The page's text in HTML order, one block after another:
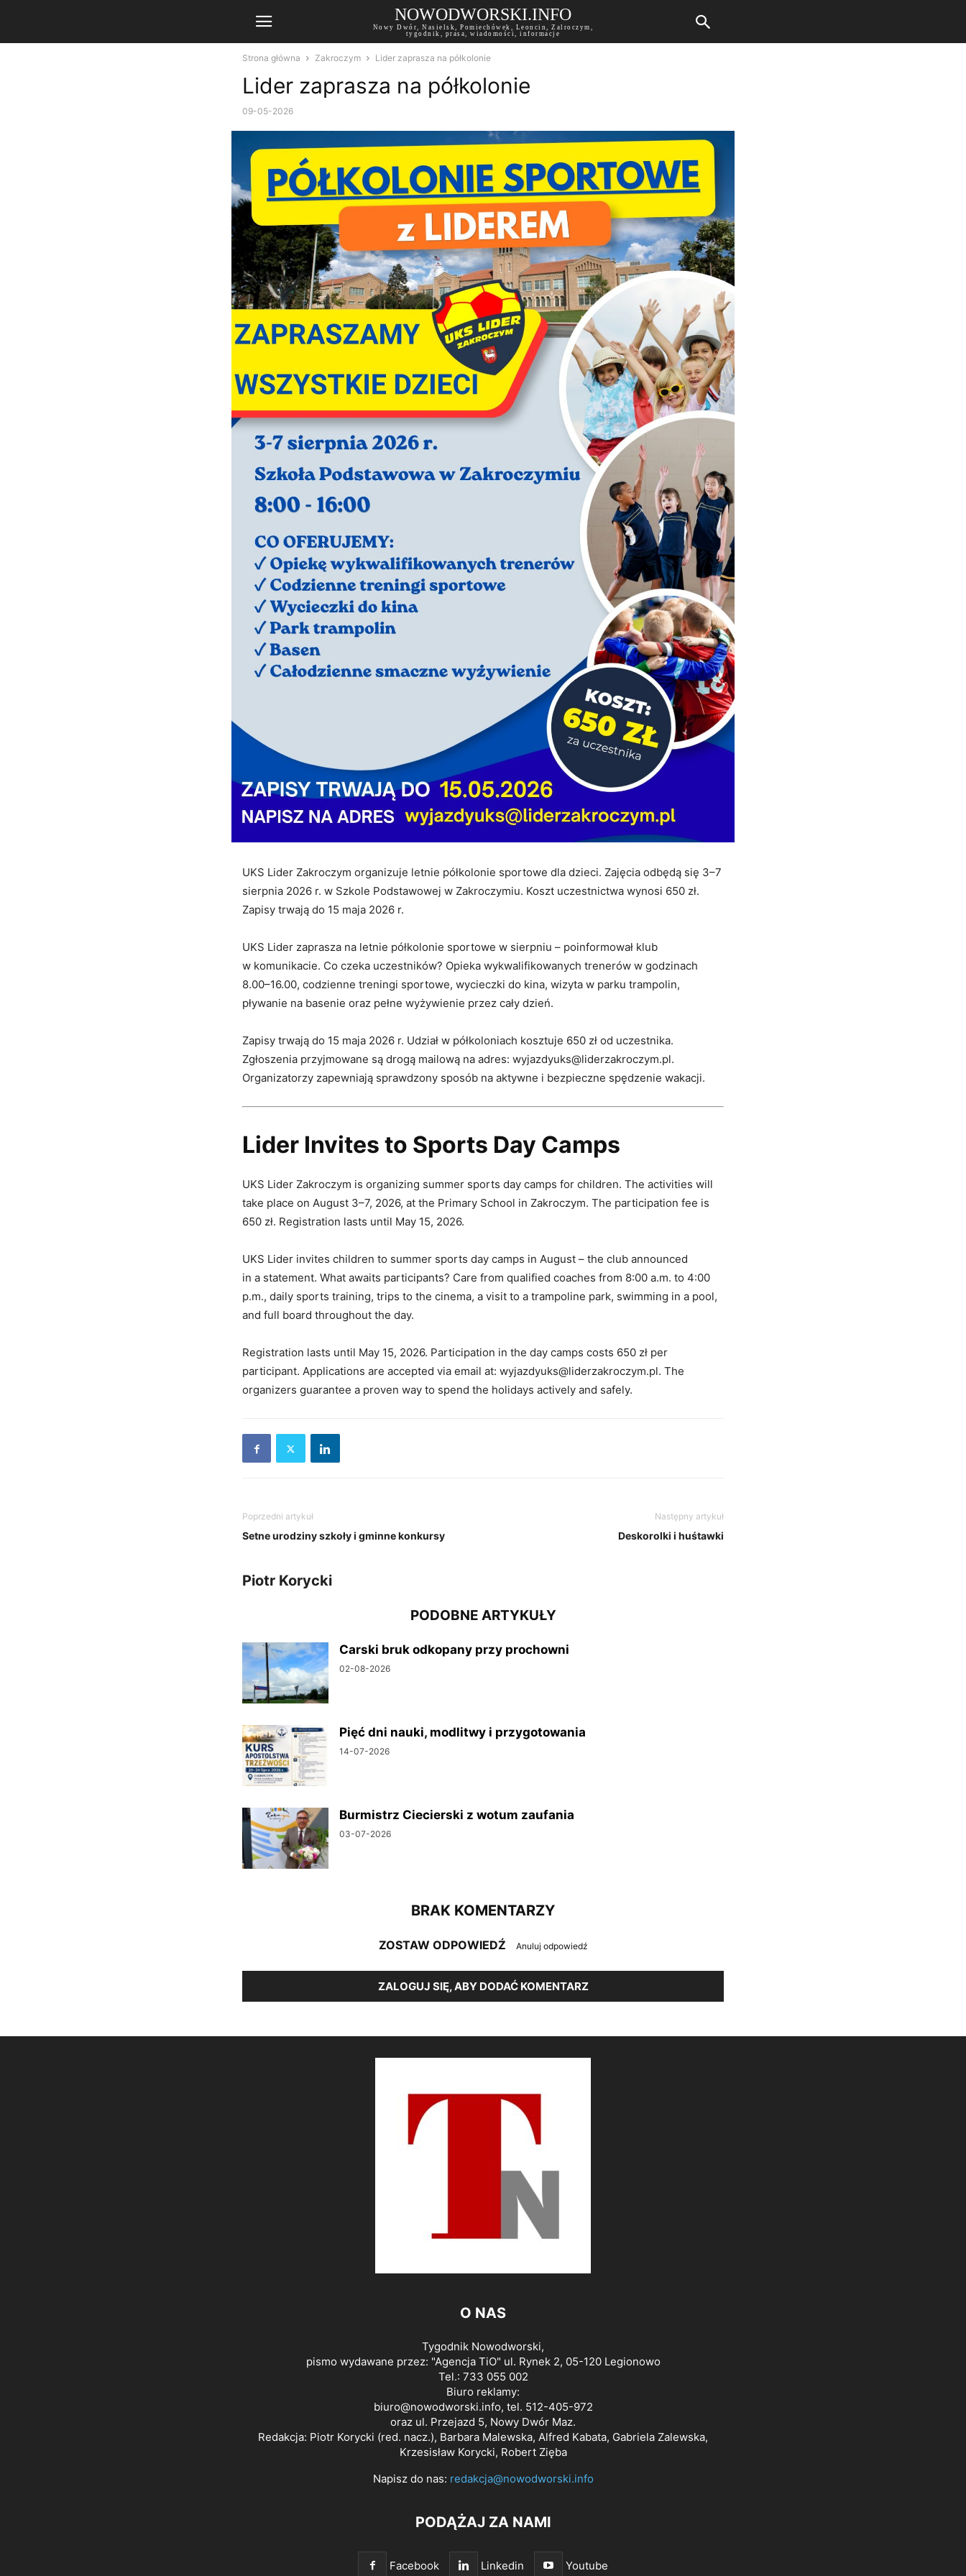
NOWODWORSKI.INFO
Nowy Dwór, Nasielsk, Pomiechówek, Leoncin, Zalroczym,
tygodnik, prasa, wiadomości, informacje
Strona główna Zakroczym Lider zaprasza na półkolonie
Lider zaprasza na półkolonie
09-05-2026
UKS Lider Zakroczym organizuje letnie półkolonie sportowe dla dzieci. Zajęcia odbędą się 3–7
sierpnia 2026 r. w Szkole Podstawowej w Zakroczymiu. Koszt uczestnictwa wynosi 650 zł.
Zapisy trwają do 15 maja 2026 r.
UKS Lider zaprasza na letnie półkolonie sportowe w sierpniu – poinformował klub
w komunikacie. Co czeka uczestników? Opieka wykwalifikowanych trenerów w godzinach
8.00–16.00, codzienne treningi sportowe, wycieczki do kina, wizyta w parku trampolin,
pływanie na basenie oraz pełne wyżywienie przez cały dzień.
Zapisy trwają do 15 maja 2026 r. Udział w półkoloniach kosztuje 650 zł od uczestnika.
Zgłoszenia przyjmowane są drogą mailową na adres: wyjazdyuks@liderzakroczym.pl.
Organizatorzy zapewniają sprawdzony sposób na aktywne i bezpieczne spędzenie wakacji.
Lider Invites to Sports Day Camps
UKS Lider Zakroczym is organizing summer sports day camps for children. The activities will
take place on August 3–7, 2026, at the Primary School in Zakroczym. The participation fee is
650 zł. Registration lasts until May 15, 2026.
UKS Lider invites children to summer sports day camps in August – the club announced
in a statement. What awaits participants? Care from qualified coaches from 8:00 a.m. to 4:00
p.m., daily sports training, trips to the cinema, a visit to a trampoline park, swimming in a pool,
and full board throughout the day.
Registration lasts until May 15, 2026. Participation in the day camps costs 650 zł per
participant. Applications are accepted via email at: wyjazdyuks@liderzakroczym.pl. The
organizers guarantee a proven way to spend the holidays actively and safely.
Poprzedni artykuł
Setne urodziny szkoły i gminne konkursy
Następny artykuł
Deskorolki i huśtawki
Piotr Korycki
PODOBNE ARTYKUŁY
Carski bruk odkopany przy prochowni
02-08-2026
Pięć dni nauki, modlitwy i przygotowania
14-07-2026
Burmistrz Ciecierski z wotum zaufania
03-07-2026
BRAK KOMENTARZY
ZOSTAW ODPOWIEDŹ Anuluj odpowiedź
ZALOGUJ SIĘ, ABY DODAĆ KOMENTARZ
O NAS
Tygodnik Nowodworski,
pismo wydawane przez: "Agencja TiO" ul. Rynek 2, 05-120 Legionowo
Tel.: 733 055 002
Biuro reklamy:
biuro@nowodworski.info, tel. 512-405-972
oraz ul. Przejazd 5, Nowy Dwór Maz.
Redakcja: Piotr Korycki (red. nacz.), Barbara Malewska, Alfred Kabata, Gabriela Zalewska,
Krzesisław Korycki, Robert Zięba
Napisz do nas: redakcja@nowodworski.info
PODĄŻAJ ZA NAMI
Facebook Linkedin Youtube